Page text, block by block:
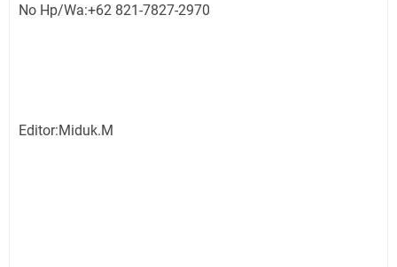
No Hp/Wa:+62 821-7827-2970
Editor:Miduk.M